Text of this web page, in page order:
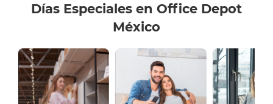
Días Especiales en Office Depot
México